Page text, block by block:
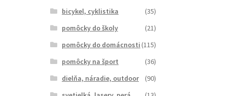
bicykel, cyklistika
(35)
pomôcky do školy
(21)
pomôcky do domácnosti (115)
pomôcky na šport
(36)
dielňa, náradie, outdoor
(90)